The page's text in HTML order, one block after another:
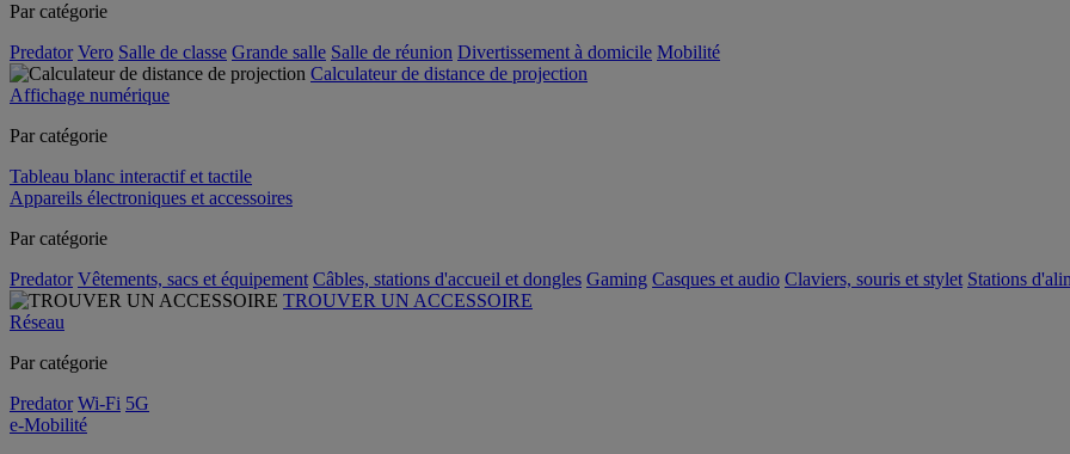
Par catégorie
Predator Vero Salle de classe Grande salle Salle de réunion Divertissement à domicile Mobilité
Calculateur de distance de projection
Affichage numérique
Par catégorie
Tableau blanc interactif et tactile
Appareils électroniques et accessoires
Par catégorie
Predator Vêtements, sacs et équipement Câbles, stations d'accueil et dongles Gaming Casques et audio Claviers, souris et stylet Stations
TROUVER UN ACCESSOIRE
Réseau
Par catégorie
Predator Wi-Fi 5G
e-Mobilité